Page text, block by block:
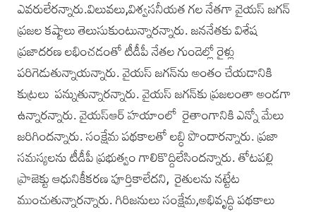
ఎవరులేరన్నారు.విలువలు,విశ్వసనీయత గల నేతగా వైయస్‌ జగన్‌
ప్రజల కష్టాలు తెలుసుకుంటున్నారన్నారు. జననేతకు విశేష
ప్రజాదరణ లభించడంతో టీడీపీ నేతల గుండెల్లో రైళ్లు
పరిగెడుతున్నాయన్నారు. వైయస్‌ జగన్‌ను అంతం చేయడానికి
కుట్రలు పన్నుతున్నారన్నారు. వైయస్‌ జగన్‌కు ప్రజలంతా అండగా
ఉన్నారన్నారు. వైయస్‌ఆర్‌ హయాంలో రైతాంగానికి ఎన్నో మేలు
జరిగిందన్నారు. సంక్షేమ పథకాలతో లబ్ధి పొందారన్నారు. ప్రజా
సమస్యలను టీడీపీ ప్రభుత్వం గాలికొద్దిలేసిందన్నారు. తోటపల్లి
ప్రాజెక్టు ఆధునికీకరణ పూర్తికాలేదని, రైతులను నట్టేట
ముంచుతున్నారన్నారు. గిరిజనులు సంక్షేమ,అభివృద్ధి పథకాలు